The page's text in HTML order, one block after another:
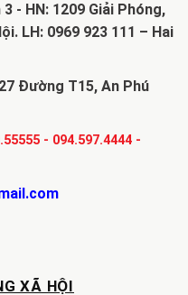
- HN: 1209 Giải Phóng,
LH: 0969 923 111 – Hai
Đường T15, An Phú
- 094.597.4444-
XÃ HỘI